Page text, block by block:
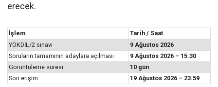
erecek.
İşlem
Tarih / Saat
YÖKDİL/2 sınavı
9 Ağustos 2026
Soruların tamamının adaylara açılması
9 Ağustos 2026 – 15.30
Görüntüleme süresi
10 gün
Son erişim
19 Ağustos 2026 – 23.59